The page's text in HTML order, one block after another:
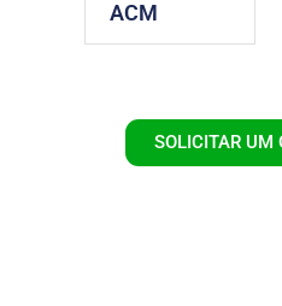
ACM
SOLICITAR UM